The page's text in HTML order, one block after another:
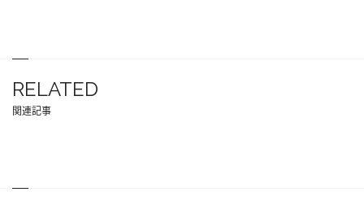
RELATED
関連記事